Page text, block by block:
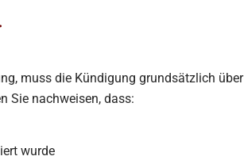
muss die Kündigung grundsätzlich über
Sie nachweisen, dass:
wurde